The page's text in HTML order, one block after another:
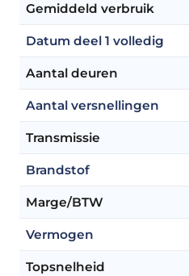
Gemiddeld verbruik
Datum deel 1 volledig
Aantal deuren
Aantal versnellingen
Transmissie
Brandstof
Marge/BTW
Vermogen
Topsnelheid